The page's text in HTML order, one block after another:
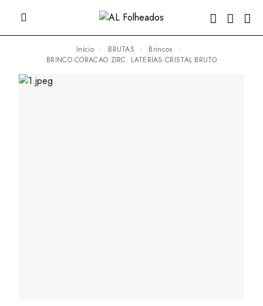
Início BRUTAS
Brincos
BRINCO CORACAO ZIRC. LATERIAS CRISTAL BRUTO